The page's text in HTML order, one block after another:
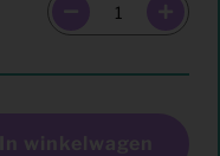
In winkelwagen